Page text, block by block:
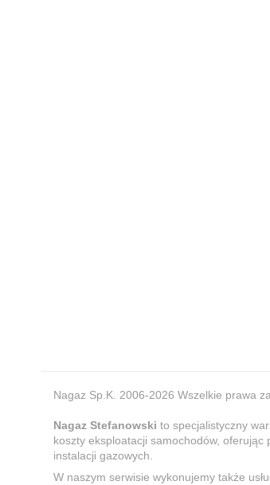
Nagaz Sp.K. 2006-2026 Wszelkie prawa
Nagaz Stefanowski to specjalistyczny
koszty eksploatacji samochodów, oferując
instalacji gazowych.
W naszym serwisie wykonujemy także